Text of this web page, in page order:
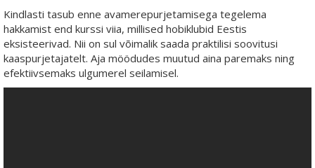
Kindlasti tasub enne avamerepurjetamisega tegelema
hakkamist end kurssi viia, millised hobiklubid Eestis
eksisteerivad. Nii on sul võimalik saada praktilisi soovitusi
kaaspurjetajatelt. Aja möödudes muutud aina paremaks ning
efektiivsemaks ulgumerel seilamisel.